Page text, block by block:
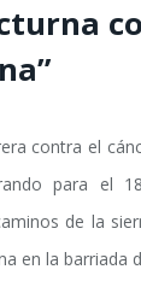
contra el
para el
de la
en la barriada